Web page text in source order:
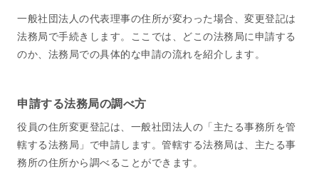
一般社団法人の代表理事の住所が変わった場合、変更登記は
法務局で手続きします。ここでは、どこの法務局に申請する
のか、法務局での具体的な申請の流れを紹介します。
申請する法務局の調べ方
役員の住所変更登記は、一般社団法人の「主たる事務所を管
轄する法務局」で申請します。管轄する法務局は、主たる事
務所の住所から調べることができます。